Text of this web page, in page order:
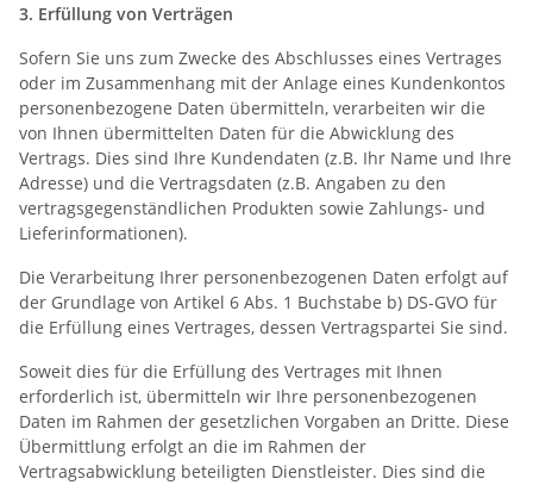
3. Erfüllung von Verträgen
Sofern Sie uns zum Zwecke des Abschlusses eines Vertrages
oder im Zusammenhang mit der Anlage eines Kundenkontos
personenbezogene Daten übermitteln, verarbeiten wir die
von Ihnen übermittelten Daten für die Abwicklung des
Vertrags. Dies sind Ihre Kundendaten (z.B. Ihr Name und Ihre
Adresse) und die Vertragsdaten (z.B. Angaben zu den
vertragsgegenständlichen Produkten sowie Zahlungs- und
Lieferinformationen).
Die Verarbeitung Ihrer personenbezogenen Daten erfolgt auf
der Grundlage von Artikel 6 Abs. 1 Buchstabe b) DS-GVO für
die Erfüllung eines Vertrages, dessen Vertragspartei Sie sind.
Soweit dies für die Erfüllung des Vertrages mit Ihnen
erforderlich ist, übermitteln wir Ihre personenbezogenen
Daten im Rahmen der gesetzlichen Vorgaben an Dritte. Diese
Übermittlung erfolgt an die im Rahmen der
Vertragsabwicklung beteiligten Dienstleister. Dies sind die